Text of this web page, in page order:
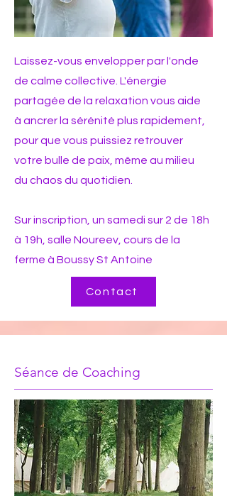
Laissez-vous envelopper par l'onde
de calme collective. L'énergie
partagée de la relaxation vous aide
à ancrer la sérénité plus rapidement,
pour que vous puissiez retrouver
votre bulle de paix, même au milieu
du chaos du quotidien.
Sur inscription, un samedi sur 2 de 18h
à 19h, salle Noureev, cours de la
ferme à Boussy St Antoine
Contact
Séance de Coaching